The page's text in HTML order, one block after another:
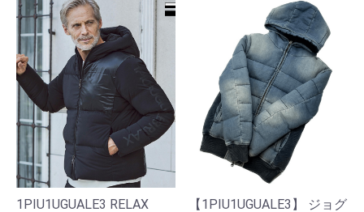
1PIU1UGUALE3 RELAX
【1PIU1UGUALE3】 ジョグ